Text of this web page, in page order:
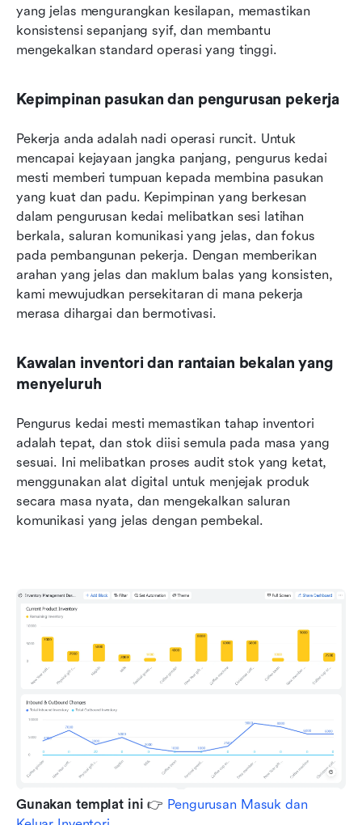
yang jelas mengurangkan kesilapan, memastikan
konsistensi sepanjang syif, dan membantu
mengekalkan standard operasi yang tinggi.
Kepimpinan pasukan dan pengurusan pekerja
Pekerja anda adalah nadi operasi runcit. Untuk
mencapai kejayaan jangka panjang, pengurus kedai
mesti memberi tumpuan kepada membina pasukan
yang kuat dan padu. Kepimpinan yang berkesan
dalam pengurusan kedai melibatkan sesi latihan
berkala, saluran komunikasi yang jelas, dan fokus
pada pembangunan pekerja. Dengan memberikan
arahan yang jelas dan maklum balas yang konsisten,
kami mewujudkan persekitaran di mana pekerja
merasa dihargai dan bermotivasi.
Kawalan inventori dan rantaian bekalan yang
menyeluruh
Pengurus kedai mesti memastikan tahap inventori
adalah tepat, dan stok diisi semula pada masa yang
sesuai. Ini melibatkan proses audit stok yang ketat,
menggunakan alat digital untuk menjejak produk
secara masa nyata, dan mengekalkan saluran
komunikasi yang jelas dengan pembekal.
Gunakan templat ini 👉 Pengurusan Masuk dan